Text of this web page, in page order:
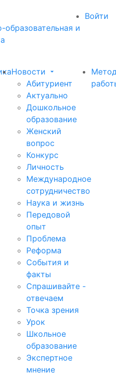
Войти
и
Новости
Абитуриент
Актуально
Дошкольное
образование
Женский
вопрос
Конкурс
Личность
Международное
сотрудничество
Наука и жизнь
Передовой
опыт
Проблема
Реформа
События и
факты
Спрашивайте -
отвечаем
Точка зрения
Урок
Школьное
образование
Экспертное
мнение